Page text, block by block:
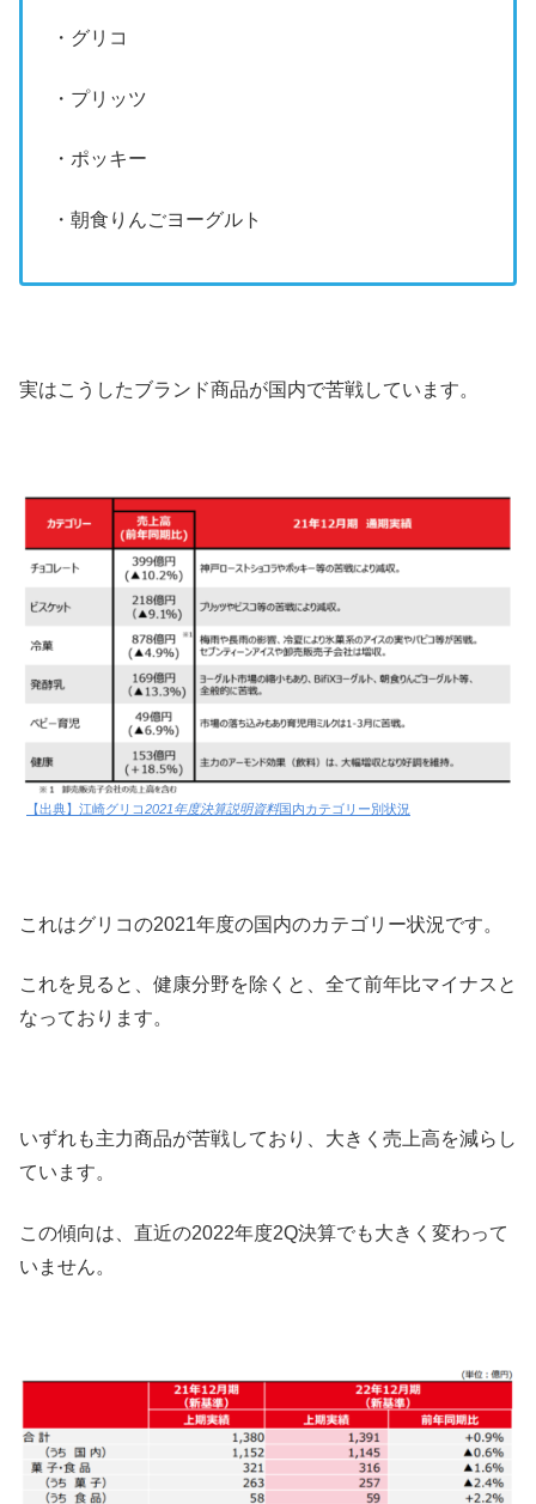
・グリコ
・プリッツ
・ポッキー
・朝食りんごヨーグルト
実はこうしたブランド商品が国内で苦戦しています。
【出典】江崎グリコ2021年度決算説明資料国内カテゴリー別状況
これはグリコの2021年度の国内のカテゴリー状況です。
これを見ると、健康分野を除くと、全て前年比マイナスと
なっております。
いずれも主力商品が苦戦しており、大きく売上高を減らし
ています。
この傾向は、直近の2022年度2Q決算でも大きく変わって
いません。